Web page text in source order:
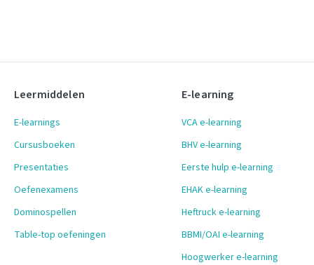
Leermiddelen
E-learnings
Cursusboeken
Presentaties
Oefenexamens
Dominospellen
Table-top oefeningen
E-learning
VCA e-learning
BHV e-learning
Eerste hulp e-learning
EHAK e-learning
Heftruck e-learning
BBMI/OAI e-learning
Hoogwerker e-learning